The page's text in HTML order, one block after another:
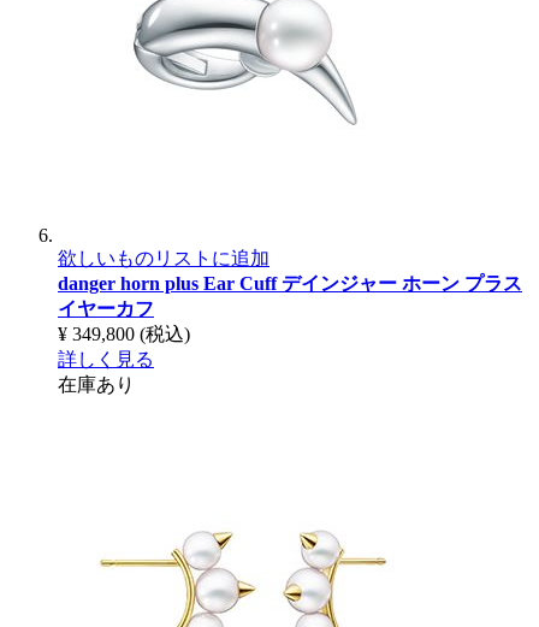
欲しいものリストに追加
danger horn plus Ear Cuffデインジャー ホーン プラス
イヤーカフ
¥ 349,800 (税込)
詳しく見る
在庫あり